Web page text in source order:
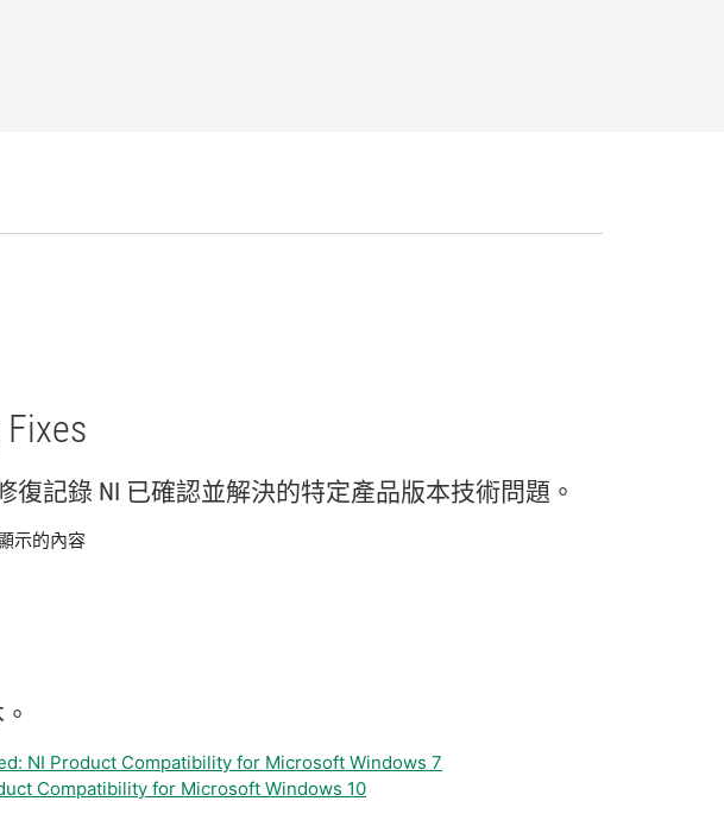
Fixes
復記錄 NI 已確認並解決的特定產品版本技術問題。
示的內容
NI Product Compatibility for Microsoft Windows 7
Compatibility for Microsoft Windows 10